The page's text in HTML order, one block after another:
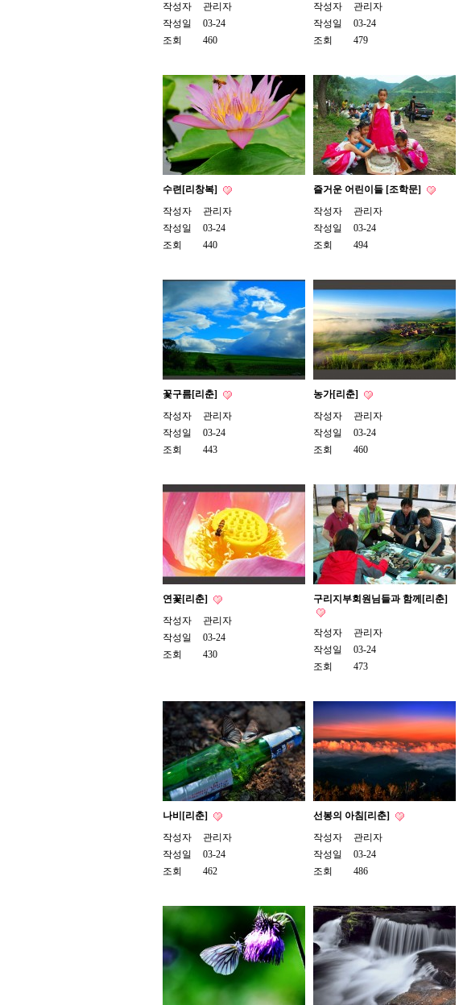
작성자
관리자
작성일
03-24
조회
460
작성자
관리자
작성일
03-24
조회
479
수련[리창복]
작성자
관리자
작성일
03-24
조회
440
즐거운 어린이들 [조학문]
작성자
관리자
작성일
03-24
조회
494
꽃구름[리춘]
작성자
관리자
작성일
03-24
조회
443
농가[리춘]
작성자
관리자
작성일
03-24
조회
460
연꽃[리춘]
작성자
관리자
작성일
03-24
조회
430
구리지부회원님들과 함께[리춘]
작성자
관리자
작성일
03-24
조회
473
나비[리춘]
작성자
관리자
작성일
03-24
조회
462
선봉의 아침[리춘]
작성자
관리자
작성일
03-24
조회
486